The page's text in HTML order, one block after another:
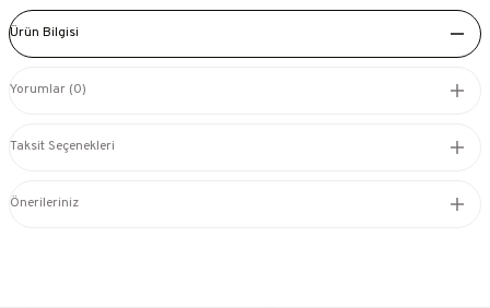
Ürün Bilgisi
Yorumlar (0)
Taksit Seçenekleri
Önerileriniz